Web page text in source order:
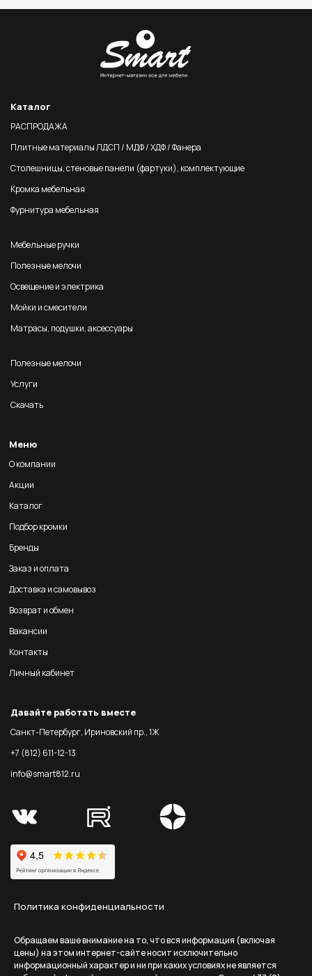
Каталог
РАСПРОДАЖА
Плитные материалы ЛДСП / МДФ / ХДФ / Фанера
Столешницы, стеновые панели (фартуки), комплектующие
Кромка мебельная
Фурнитура мебельная
Мебельные ручки
Полезные мелочи
Освещение и электрика
Мойки и смесители
Матрасы, подушки, аксессуары
Полезные мелочи
Услуги
Скачать
Меню
О компании
Акции
Каталог
Подбор кромки
Бренды
Заказ и оплата
Доставка и самовывоз
Возврат и обмен
Вакансии
Контакты
Личный кабинет
Давайте работать вместе
Санкт-Петербург, Ириновский пр., 1Ж
+7 (812) 611-12-13
info@smart812.ru
Политика конфиденциальности
Обращаем ваше внимание на то, что вся информация (включая
цены) на этом интернет-сайте носит исключительно
информационный характер и ни при каких условиях не является